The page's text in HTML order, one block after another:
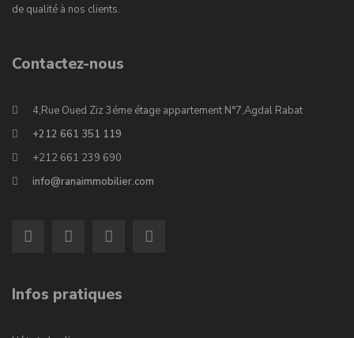
de qualité à nos clients.
Contactez-nous
4,Rue Oued Ziz 3éme étage appartement N°7,Agdal Rabat
+212 661 351 119
+212 661 239 690
info@ranaimmobilier.com
Infos pratiques